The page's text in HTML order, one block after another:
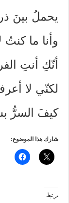
يحملُ بينَ
وأنا ما كنتُ
أنّكِ أنتِ
لكنّي لا
كيفَ السرُّ
شارك هذا الموضوع:
مرتبط